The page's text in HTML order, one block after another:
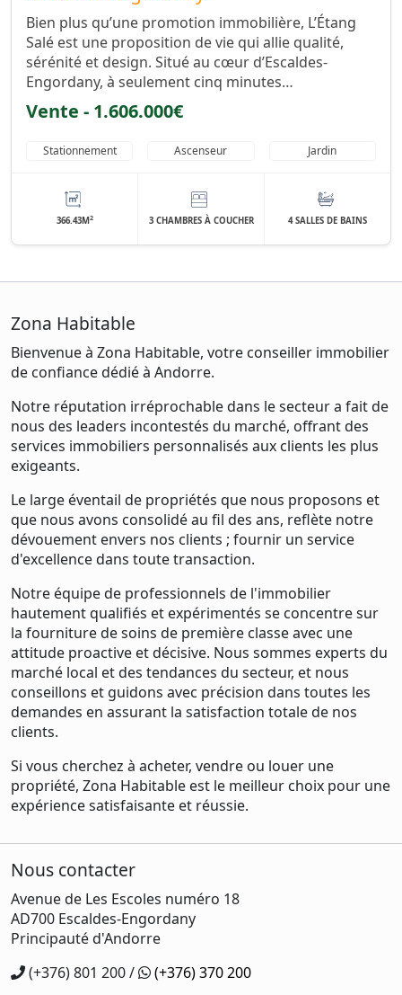
Bien plus qu’une promotion immobilière, L’Étang
Salé est une proposition de vie qui allie qualité,
sérénité et design. Situé au cœur d’Escaldes-
Engordany, à seulement cinq minutes…
Vente - 1.606.000€
Stationnement Ascenseur Jardin
366.43M2 3 CHAMBRES À COUCHER 4 SALLES DE BAINS
Zona Habitable
Bienvenue à Zona Habitable, votre conseiller immobilier
de confiance dédié à Andorre.
Notre réputation irréprochable dans le secteur a fait de
nous des leaders incontestés du marché, offrant des
services immobiliers personnalisés aux clients les plus
exigeants.
Le large éventail de propriétés que nous proposons et
que nous avons consolidé au fil des ans, reflète notre
dévouement envers nos clients ; fournir un service
d'excellence dans toute transaction.
Notre équipe de professionnels de l'immobilier
hautement qualifiés et expérimentés se concentre sur
la fourniture de soins de première classe avec une
attitude proactive et décisive. Nous sommes experts du
marché local et des tendances du secteur, et nous
conseillons et guidons avec précision dans toutes les
demandes en assurant la satisfaction totale de nos
clients.
Si vous cherchez à acheter, vendre ou louer une
propriété, Zona Habitable est le meilleur choix pour une
expérience satisfaisante et réussie.
Nous contacter
Avenue de Les Escoles numéro 18
AD700 Escaldes-Engordany
Principauté d'Andorre
(+376) 801 200 /
(+376) 370 200